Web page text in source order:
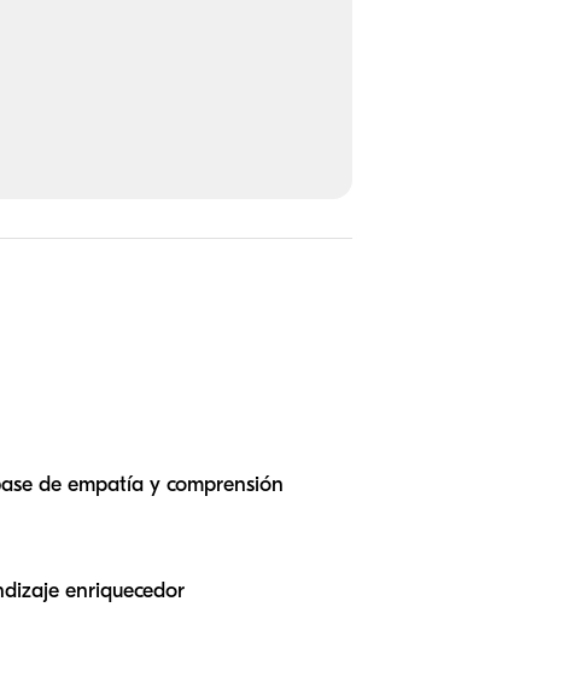
de empatía y comprensión
enriquecedor